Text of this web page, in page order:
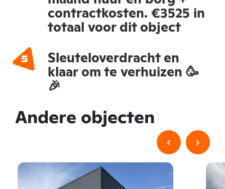
contractkosten. €3525 in
totaal voor dit object
Sleuteloverdracht en
klaar om te verhuizen 🥳
🎉
Andere objecten